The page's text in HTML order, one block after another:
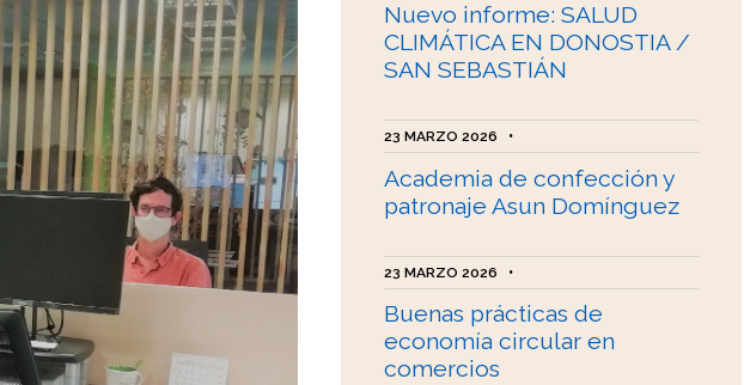
Nuevo informe: SALUD
CLIMÁTICA EN DONOSTIA /
SAN SEBASTIÁN
23 MARZO 2026 •
Academia de confección y
patronaje Asun Domínguez
23 MARZO 2026 •
Buenas prácticas de
economía circular en
comercios